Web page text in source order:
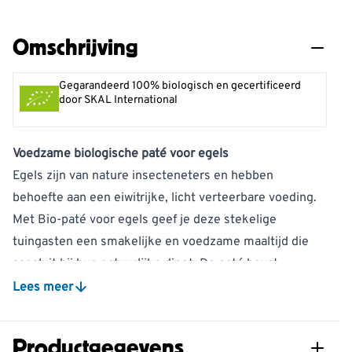
Omschrijving
Gegarandeerd 100% biologisch en gecertificeerd
door SKAL International
Voedzame biologische paté voor egels
Egels zijn van nature insecteneters en hebben
behoefte aan een eiwitrijke, licht verteerbare voeding.
Met Bio-paté voor egels geef je deze stekelige
tuingasten een smakelijke en voedzame maaltijd die
aansluit bij hun natuurlijke dieet. De paté bevat
biologisch vlees en heeft een hoog vochtgehalte,
Lees meer
Productgegevens